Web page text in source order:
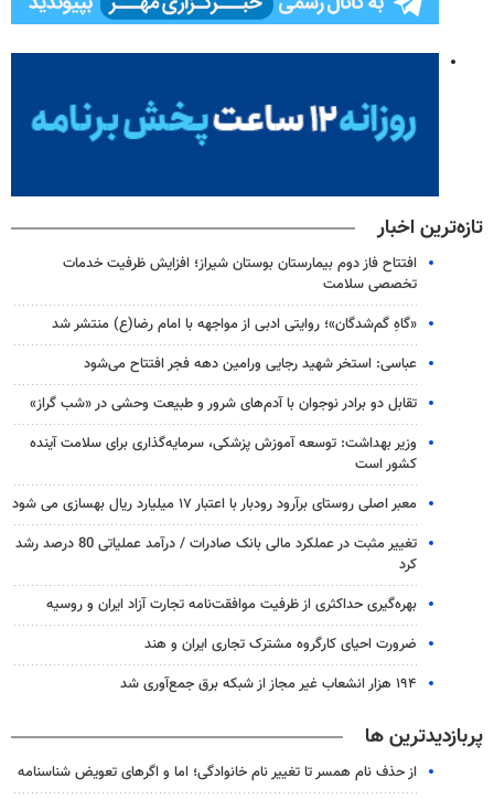
تازه‌ترین اخبار
افتتاح فاز دوم بیمارستان بوستان شیراز؛ افزایش ظرفیت خدمات
تخصصی سلامت
«گاهِ گم‌شدگان»؛ روایتی ادبی از مواجهه با امام رضا(ع) منتشر شد
عباسی: استخر شهید رجایی ورامین دهه فجر افتتاح می‌شود
تقابل دو برادر نوجوان با آدم‌های شرور و طبیعت وحشی در «شب گراز»
وزیر بهداشت: توسعه آموزش پزشکی، سرمایه‌گذاری برای سلامت آینده
کشور است
معبر اصلی روستای برآرود رودبار با اعتبار ۱۷ میلیارد ریال بهسازی می شود
تغییر مثبت در عملکرد مالی بانک صادرات / درآمد عملیاتی 80 درصد رشد
کرد
بهره‌گیری حداکثری از ظرفیت موافقت‌نامه تجارت آزاد ایران و روسیه
ضرورت احیای کارگروه مشترک تجاری ایران و هند
۱۹۴ هزار انشعاب غیر مجاز از شبکه برق جمع‌آوری شد
پربازدیدترین ها
از حذف نام همسر تا تغییر نام خانوادگی؛ اما و اگرهای تعویض شناسنامه